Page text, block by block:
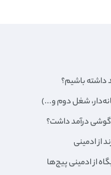
داشته باشیم؟
شغل دوم و...)
گوشی درآمد داشت؟